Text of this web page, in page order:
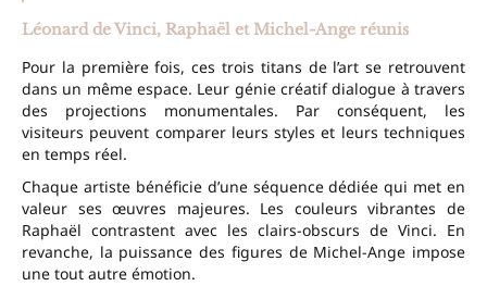
Léonard de Vinci, Raphaël et Michel-Ange réunis
Pour la première fois, ces trois titans de l’art se retrouvent
dans un même espace. Leur génie créatif dialogue à travers
des projections monumentales. Par conséquent, les
visiteurs peuvent comparer leurs styles et leurs techniques
en temps réel.
Chaque artiste bénéficie d’une séquence dédiée qui met en
valeur ses œuvres majeures. Les couleurs vibrantes de
Raphaël contrastent avec les clairs-obscurs de Vinci. En
revanche, la puissance des figures de Michel-Ange impose
une tout autre émotion.